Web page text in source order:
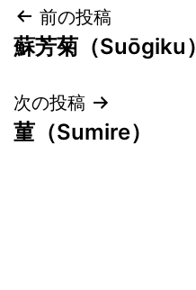
投
稿
ナ
ビ
前の投稿
蘇芳菊（Suōgiku）
次の投稿
菫（Sumire）